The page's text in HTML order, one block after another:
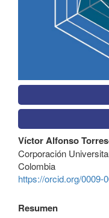
Contenido
principal
del
artículo
Víctor Alfonso
Corporación
Colombia
https://orcid.org/0009-
Resumen